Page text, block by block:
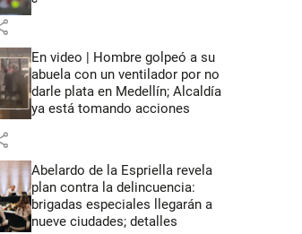
En video | Hombre golpeó a su
abuela con un ventilador por no
darle plata en Medellín; Alcaldía
ya está tomando acciones
Abelardo de la Espriella revela
plan contra la delincuencia:
brigadas especiales llegarán a
nueve ciudades; detalles